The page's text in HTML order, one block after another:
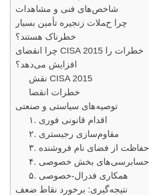
شاخص‌های فنی و مشاهدات
چرا حملات زنجیره تأمین بسیار
خطرناک هستند؟
چرا انقضای CISA 2015 خطرات را
افزایش می‌دهد؟
نقش CISA 2015
خطرات انقضا
توصیه‌های سیاستی و صنعتی
۱. اقدام قانونی فوری
۲. مقاوم‌سازی رجیستری
۳. حفاظت از فضای نام فروشنده
۴. حسابرسی‌های بخش خصوصی
۵. همکاری فدرال-خصوصی
نتیجه‌گیری: برخورد نقاط ضعف